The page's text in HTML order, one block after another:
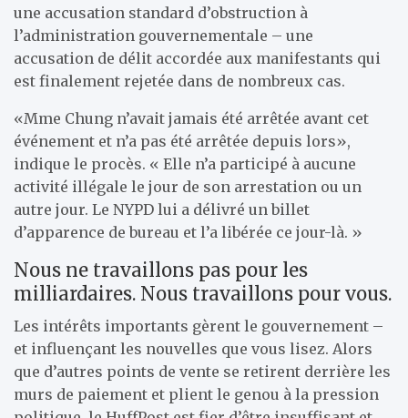
une accusation standard d’obstruction à
l’administration gouvernementale – une
accusation de délit accordée aux manifestants qui
est finalement rejetée dans de nombreux cas.
«Mme Chung n’avait jamais été arrêtée avant cet
événement et n’a pas été arrêtée depuis lors»,
indique le procès. « Elle n’a participé à aucune
activité illégale le jour de son arrestation ou un
autre jour. Le NYPD lui a délivré un billet
d’apparence de bureau et l’a libérée ce jour-là. »
Nous ne travaillons pas pour les
milliardaires. Nous travaillons pour vous.
Les intérêts importants gèrent le gouvernement –
et influençant les nouvelles que vous lisez. Alors
que d’autres points de vente se retirent derrière les
murs de paiement et plient le genou à la pression